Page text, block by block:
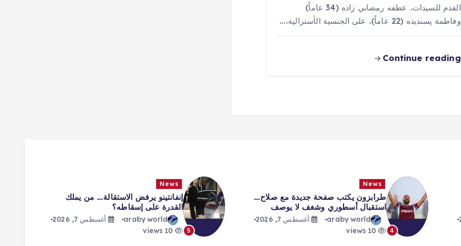
القدم للسيدات، عطفه رمضاني زاده (34 عاماً)
وفاطمة پسنديده (22 عاماً)، على الجنسية الأسترالية،…
Continue reading
4
News
طرابزون يكتب صفحة جديدة مع صلاح…
استقبال أسطوري وشغف لا يوصف
araby world
أغسطس 7, 2026
5
News
إنفانتينو يرفض الاستقالة… من يملك
القدرة على إسقاطه؟
araby world
أغسطس 7, 2026